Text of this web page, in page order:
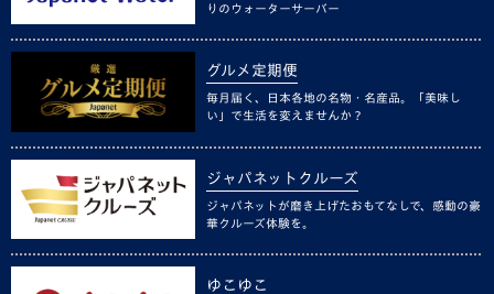
りのウォーターサーバー
グルメ定期便
毎月届く、日本各地の名物・名産品。「美味し
い」で生活を変えませんか？
ジャパネットクルーズ
ジャパネットが磨き上げたおもてなしで、感動の豪
華クルーズ体験を。
ゆこゆこ